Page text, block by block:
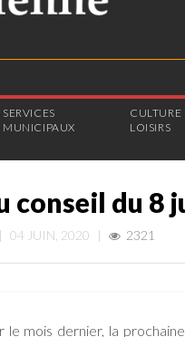
SERVICES
MUNICIPAUX
CULTURE
LOISIRS
conseil du 8
| 04 JUIN, 2020 | 2321
le mois dernier, la